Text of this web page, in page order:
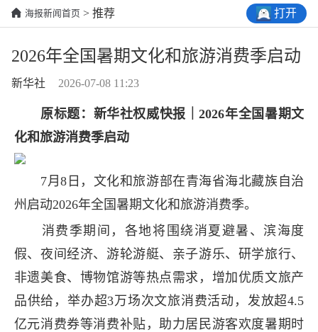
海报新闻首页 > 推荐 打开
2026年全国暑期文化和旅游消费季启动
新华社 2026-07-08 11:23
原标题：新华社权威快报｜2026年全国暑期文
化和旅游消费季启动
7月8日，文化和旅游部在青海省海北藏族自治
州启动2026年全国暑期文化和旅游消费季。
消费季期间，各地将围绕消夏避暑、滨海度
假、夜间经济、游轮游艇、亲子游乐、研学旅行、
非遗美食、博物馆游等热点需求，增加优质文旅产
品供给，举办超3万场次文旅消费活动，发放超4.5
亿元消费券等消费补贴，助力居民游客欢度暑期时